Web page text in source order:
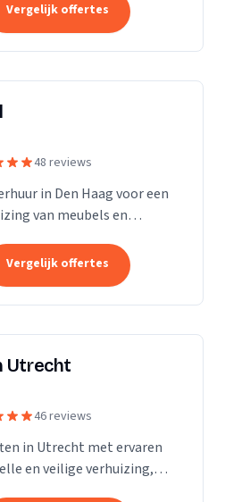
Vergelijk offertes
48 reviews
in Den Haag voor een
van meubels en
Vergelijk offertes
Utrecht
46 reviews
in Utrecht met ervaren
en veilige verhuizing,